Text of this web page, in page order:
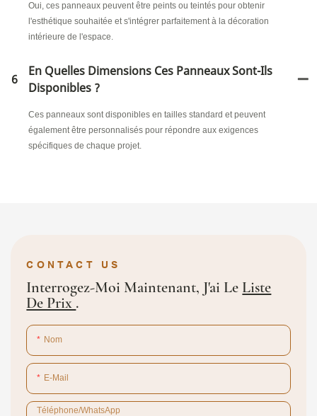
Oui, ces panneaux peuvent être peints ou teintés pour obtenir
l'esthétique souhaitée et s'intégrer parfaitement à la décoration
intérieure de l'espace.
6
En Quelles Dimensions Ces Panneaux Sont-Ils
Disponibles ?
Ces panneaux sont disponibles en tailles standard et peuvent
également être personnalisés pour répondre aux exigences
spécifiques de chaque projet.
CONTACT US
Interrogez-Moi Maintenant, J'ai Le Liste
De Prix .
Nom
E-Mail
Téléphone/WhatsApp